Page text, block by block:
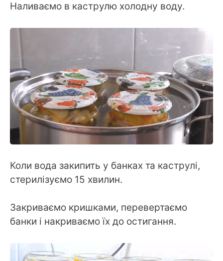
Наливаємо в каструлю холодну воду.
Коли вода закипить у банках та каструлі,
стерилізуємо 15 хвилин.
Закриваємо кришками, перевертаємо
банки і накриваємо їх до остигання.